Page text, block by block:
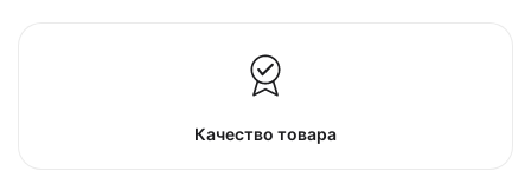
Качество товара